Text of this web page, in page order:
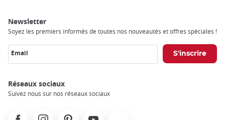
Newsletter
Soyez les premiers informés de toutes nos nouveautés et offres spéciales !
Email
Réseaux sociaux
Suivez nous sur nos réseaux sociaux
FacebookInstagramPinterest Youtube